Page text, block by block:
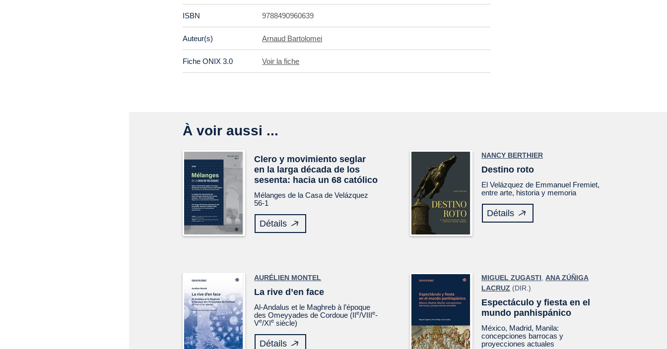
ISBN 9788490960639
Auteur(s) Arnaud Bartolomei
Fiche ONIX 3.0 Voir la fiche
À voir aussi ...
Clero y movimiento seglar
en la larga década de los
sesenta: hacia un 68 católico
Mélanges de la Casa de Velázquez
56-1
Détails
NANCY BERTHIER
Destino roto
El Velázquez de Emmanuel Fremiet,
entre arte, historia y memoria
Détails
AURÉLIEN MONTEL
La rive d’en face
Al-Andalus et le Maghreb à l’époque
des Omeyyades de Cordoue (IIe/VIIIe-
Ve/XIe siècle)
Détails
MIGUEL ZUGASTI ANA ZÚÑIGA
LACRUZ (DIR.)
Espectáculo y fiesta en el
mundo panhispánico
México, Madrid, Manila:
concepciones barrocas y
proyecciones actuales